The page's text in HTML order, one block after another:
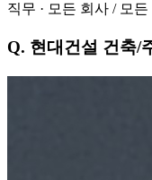
직무 · 모든 회사 / 모든
Q. 현대건설 건축/